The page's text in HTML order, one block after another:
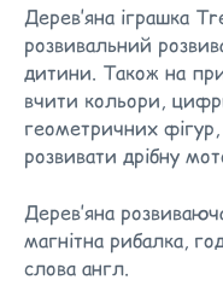
Дерев’яна іграшка
розвивальний
дитини. Також на
вчити кольори,
геометричних
розвивати дрібну
Дерев’яна
магнітна рибалка,
слова англ.